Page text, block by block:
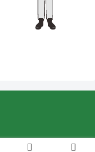
告 All Rights Reserved.